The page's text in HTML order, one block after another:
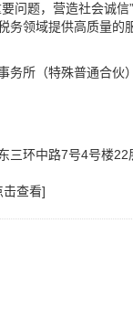
问题，营造社会诚
务领域提供高质量的
务所（特殊普通合伙
三环中路7号4号楼
击查看]